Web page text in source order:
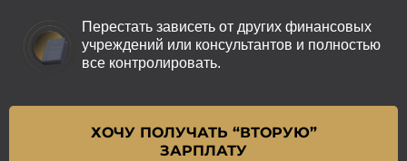
Перестать зависеть от других финансовых
учреждений или консультантов и полностью
все контролировать.
ХОЧУ ПОЛУЧАТЬ “ВТОРУЮ”
ЗАРПЛАТУ